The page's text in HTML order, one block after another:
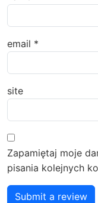
email *
site
Zapamiętaj moje
pisania kolejnych
Submit a review